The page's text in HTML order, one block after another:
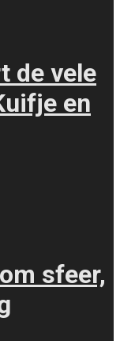
de vele
en
sfeer,